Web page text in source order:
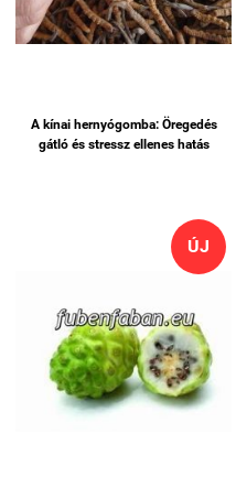
A kínai hernyógomba: Öregedés
gátló és stressz ellenes hatás
ÚJ